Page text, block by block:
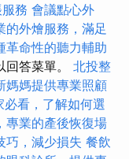
務 會議點心外
的外燴服務，滿足
革命性的聽力輔助
答菜單。 北投整
媽媽提供專業照顧
必看，了解如何選
專業的產後恢復場
巧，減少損失 餐飲